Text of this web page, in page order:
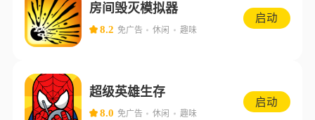
房间毁灭模拟器
8.2 免广告 休闲 趣味
启动
超级英雄生存
8.0 免广告 休闲 趣味
启动